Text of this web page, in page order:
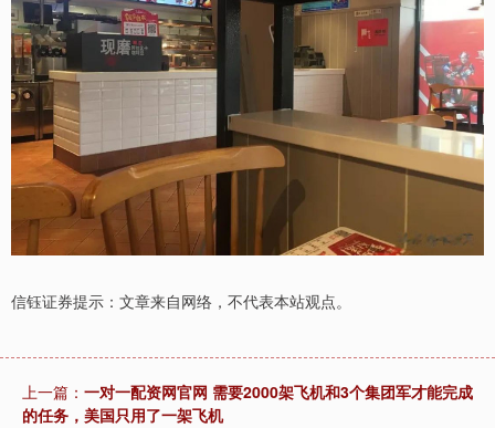
信钰证券提示：文章来自网络，不代表本站观点。
上一篇： 一对一配资网官网 需要2000架飞机和3个集团军才能完成
的任务，美国只用了一架飞机